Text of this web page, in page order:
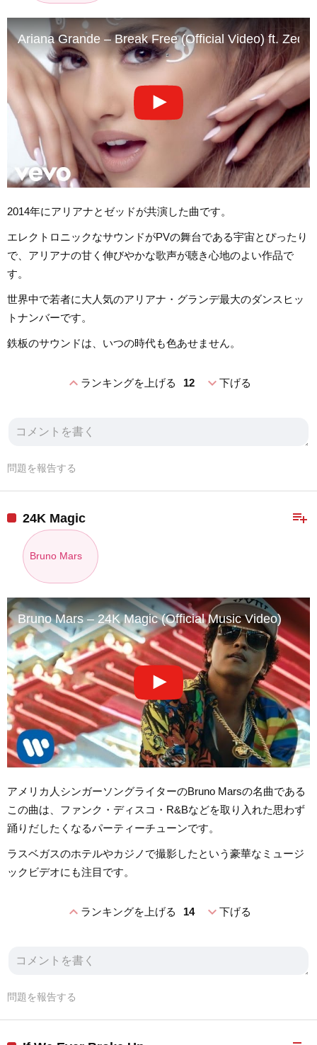
Ariana Grande – Break Free (Official Video) ft. Zedd
2014年にアリアナとゼッドが共演した曲です。
エレクトロニックなサウンドがPVの舞台である宇宙とぴったり
で、アリアナの甘く伸びやかな歌声が聴き心地のよい作品で
す。
世界中で若者に大人気のアリアナ・グランデ最大のダンスヒッ
トナンバーです。
鉄板のサウンドは、いつの時代も色あせません。
expand_lessランキングを上げる 12 expand_more下げる
問題を報告する
playlist_add
24K Magic
Bruno Mars
Bruno Mars – 24K Magic (Official Music Video)
アメリカ人シンガーソングライターのBruno Marsの名曲である
この曲は、ファンク・ディスコ・R&Bなどを取り入れた思わず
踊りだしたくなるパーティーチューンです。
ラスベガスのホテルやカジノで撮影したという豪華なミュージ
ックビデオにも注目です。
expand_lessランキングを上げる 14 expand_more下げる
問題を報告する